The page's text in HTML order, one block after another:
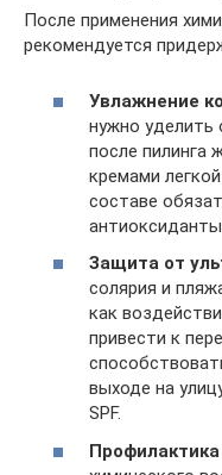
После применения
рекомендуется
Увлажнение
нужно уделить
после пилинга
кремами
составе
антиоксиданты.
Защита от
солярия и
как
привести к
выходе на
SPF.